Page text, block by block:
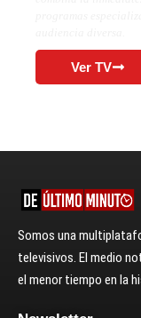
Ver TV
Somos una
televisivos. El medio
el menor tiempo en la